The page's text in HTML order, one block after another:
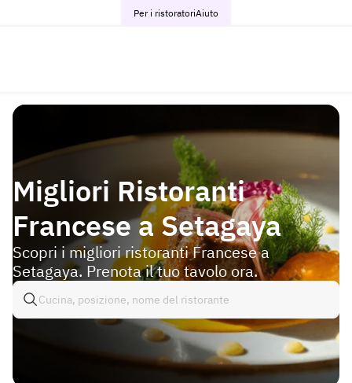
Per i ristoratoriAiuto
Migliori Ristoranti
Francese a Setagaya
Scopri i migliori ristoranti Francese a
Setagaya. Prenota il tuo tavolo ora.